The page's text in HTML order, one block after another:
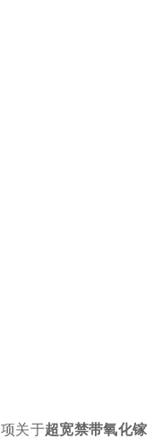
关于超宽禁带氧化镓